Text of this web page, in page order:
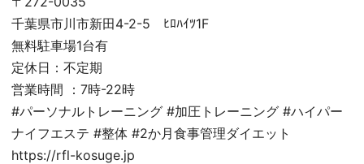
千葉県市川市新田4-2-5 ﾋﾛﾊｲﾂ1F
無料駐車場1台有
定休日：不定期
営業時間 ：7時-22時
#パーソナルトレーニング #加圧トレーニング #ハイパー
ナイフエステ #整体 #2か月食事管理ダイエット
https://rfl-kosuge.jp